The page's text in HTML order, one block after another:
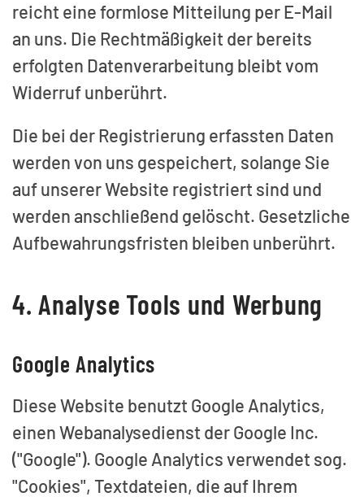
reicht eine formlose Mitteilung per E-Mail
an uns. Die Rechtmäßigkeit der bereits
erfolgten Datenverarbeitung bleibt vom
Widerruf unberührt.
Die bei der Registrierung erfassten Daten
werden von uns gespeichert, solange Sie
auf unserer Website registriert sind und
werden anschließend gelöscht. Gesetzliche
Aufbewahrungsfristen bleiben unberührt.
4. Analyse Tools und Werbung
Google Analytics
Diese Website benutzt Google Analytics,
einen Webanalysedienst der Google Inc.
("Google"). Google Analytics verwendet sog.
"Cookies", Textdateien, die auf Ihrem